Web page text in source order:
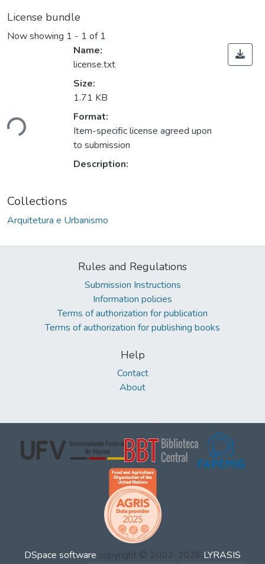
License bundle
Now showing 1 - 1 of 1
Loading...
Name:
license.txt
Size:
1.71 KB
Format:
Item-specific license agreed upon
to submission
Description:
Collections
Arquitetura e Urbanismo
Rules and Regulations
Submission Instructions
Information policies
Terms of authorization for publication
Terms of authorization for publishing books
Help
Contact
About
DSpace software copyright © 2002-2026 LYRASIS